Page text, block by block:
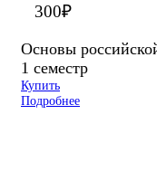
300₽
Основы
1 семестр
Купить
Подробнее